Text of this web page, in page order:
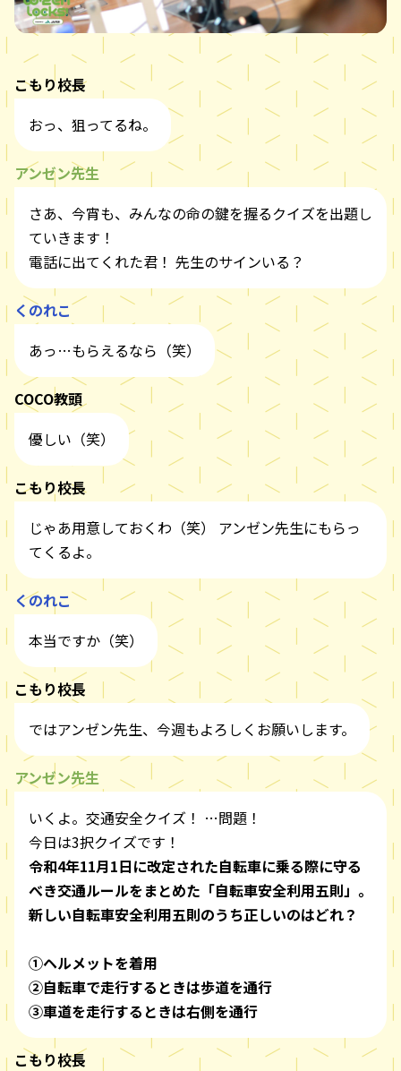
こもり校長
おっ、狙ってるね。
アンゼン先生
さあ、今宵も、みんなの命の鍵を握るクイズを出題し
ていきます！
電話に出てくれた君！ 先生のサインいる？
くのれこ
あっ…もらえるなら（笑）
COCO教頭
優しい（笑）
こもり校長
じゃあ用意しておくわ（笑） アンゼン先生にもらっ
てくるよ。
くのれこ
本当ですか（笑）
こもり校長
ではアンゼン先生、今週もよろしくお願いします。
アンゼン先生
いくよ。交通安全クイズ！ …問題！
今日は3択クイズです！
令和4年11月1日に改定された自転車に乗る際に守る
べき交通ルールをまとめた「自転車安全利用五則」。
新しい自転車安全利用五則のうち正しいのはどれ？
①ヘルメットを着用
②自転車で走行するときは歩道を通行
③車道を走行するときは右側を通行
こもり校長